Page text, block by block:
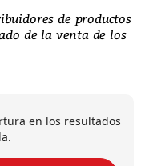
de productos
de la venta de los
en los resultados